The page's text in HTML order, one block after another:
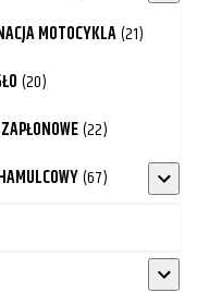
MOTOCYKLA(21)
(20)
(22)
(67)